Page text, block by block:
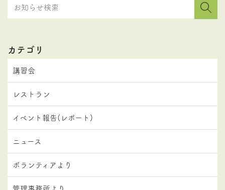
カテゴリ
講習会
レストラン
イベント報告(レポート)
ニュース
ボランティアより